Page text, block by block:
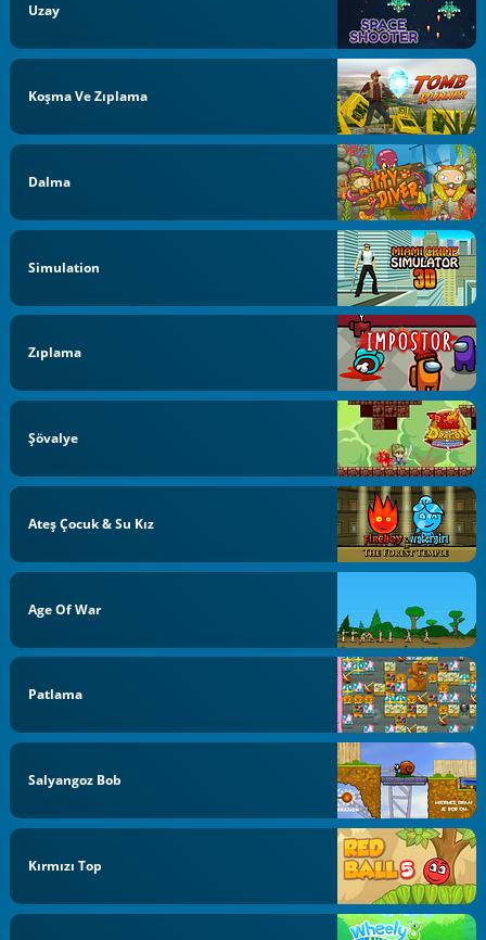
Uzay
Koşma Ve Zıplama
Dalma
Simulation
Zıplama
Şövalye
Ateş Çocuk & Su Kız
Age Of War
Patlama
Salyangoz Bob
Kırmızı Top